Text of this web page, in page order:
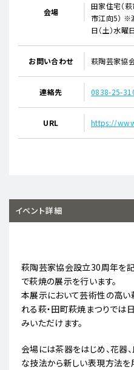
会場
田家住宅（
市江向5） ※
日（土）水曜
お問い合わせ 萩陶芸家協
連絡先 0838-25-
URL https://
イベント詳細
萩陶芸家協会設立30周年を
で萩焼の展示を行います。
本展示において芸術性の高い
れる萩・田町萩焼まつりでは
みいただけます。
会場には茶器をはじめ、花器
な技法から新しい表現方法を